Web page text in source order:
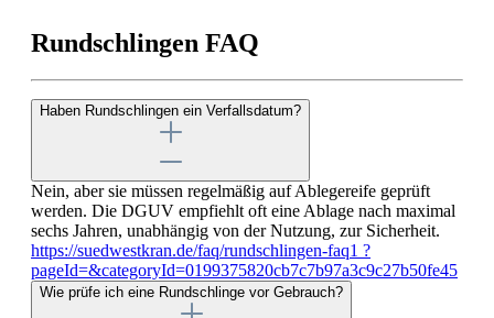
Rundschlingen FAQ
Haben Rundschlingen ein Verfallsdatum?
Nein, aber sie müssen regelmäßig auf Ablegereife geprüft
werden. Die DGUV empfiehlt oft eine Ablage nach maximal
sechs Jahren, unabhängig von der Nutzung, zur Sicherheit.
https://suedwestkran.de/faq/rundschlingen-faq1 ?
pageId=&categoryId=0199375820cb7c7b97a3c9c27b50fe45
Wie prüfe ich eine Rundschlinge vor Gebrauch?